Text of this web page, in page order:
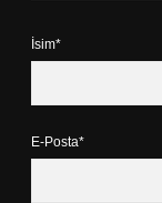
İsim*
E-Posta*